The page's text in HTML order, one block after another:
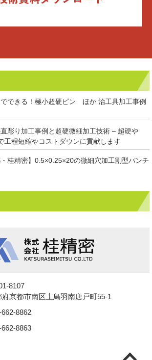
できる！極小超硬ピン ほか 治工具加工事例
彫り加工事例と超硬微細加工技術 – 超硬や
工程短縮やコストダウンに貢献します
・桂精密】0.5×0.25×20の微細穴加工割型パンチ
8107
府京都市南区上鳥羽南唐戸町55-1
8862
8863